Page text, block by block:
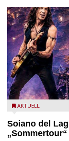
Stef Burns, Will
AKTUELL
Soiano del